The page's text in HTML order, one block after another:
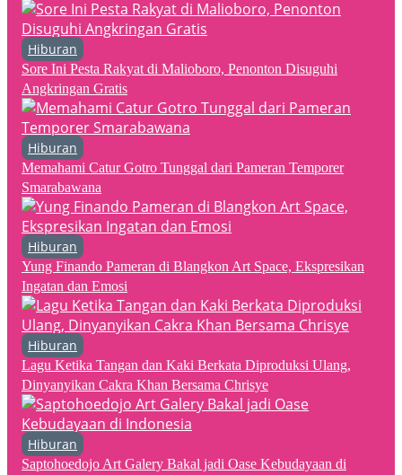
Hiburan
Sore Ini Pesta Rakyat di Malioboro, Penonton Disuguhi
Angkringan Gratis
Hiburan
Memahami Catur Gotro Tunggal dari Pameran Temporer
Smarabawana
Hiburan
Yung Finando Pameran di Blangkon Art Space, Ekspresikan
Ingatan dan Emosi
Hiburan
Lagu Ketika Tangan dan Kaki Berkata Diproduksi Ulang,
Dinyanyikan Cakra Khan Bersama Chrisye
Hiburan
Saptohoedojo Art Galery Bakal jadi Oase Kebudayaan di